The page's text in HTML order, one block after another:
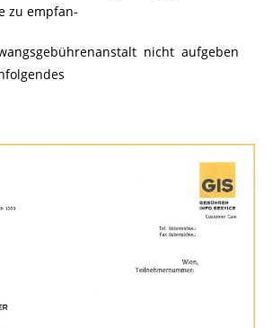
zu empfan-
nicht aufgeben